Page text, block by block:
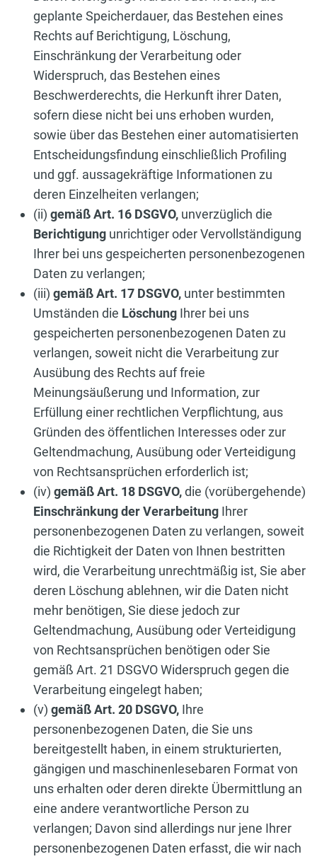
geplante Speicherdauer, das Bestehen eines
Rechts auf Berichtigung, Löschung,
Einschränkung der Verarbeitung oder
Widerspruch, das Bestehen eines
Beschwerderechts, die Herkunft ihrer Daten,
sofern diese nicht bei uns erhoben wurden,
sowie über das Bestehen einer automatisierten
Entscheidungsfindung einschließlich Profiling
und ggf. aussagekräftige Informationen zu
deren Einzelheiten verlangen;
(ii) gemäß Art. 16 DSGVO, unverzüglich die
Berichtigung unrichtiger oder Vervollständigung
Ihrer bei uns gespeicherten personenbezogenen
Daten zu verlangen;
(iii) gemäß Art. 17 DSGVO, unter bestimmten
Umständen die Löschung Ihrer bei uns
gespeicherten personenbezogenen Daten zu
verlangen, soweit nicht die Verarbeitung zur
Ausübung des Rechts auf freie
Meinungsäußerung und Information, zur
Erfüllung einer rechtlichen Verpflichtung, aus
Gründen des öffentlichen Interesses oder zur
Geltendmachung, Ausübung oder Verteidigung
von Rechtsansprüchen erforderlich ist;
(iv) gemäß Art. 18 DSGVO,die (vorübergehende)
Einschränkung der Verarbeitung Ihrer
personenbezogenen Daten zu verlangen, soweit
die Richtigkeit der Daten von Ihnen bestritten
wird, die Verarbeitung unrechtmäßig ist, Sie aber
deren Löschung ablehnen, wir die Daten nicht
mehr benötigen, Sie diese jedoch zur
Geltendmachung, Ausübung oder Verteidigung
von Rechtsansprüchen benötigen oder Sie
gemäß Art. 21 DSGVO Widerspruch gegen die
Verarbeitung eingelegt haben;
(v) gemäß Art. 20 DSGVO, Ihre
personenbezogenen Daten, die Sie uns
bereitgestellt haben, in einem strukturierten,
gängigen und maschinenlesebaren Format von
uns erhalten oder deren direkte Übermittlung an
eine andere verantwortliche Person zu
verlangen; Davon sind allerdings nur jene Ihrer
personenbezogenen Daten erfasst, die wir nach